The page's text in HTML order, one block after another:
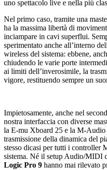
uno spettacolo live e nella più
Nel primo caso, tramite una
ha la massima libertà di
inciampare in cavi superflui.
sperimentato anche all’interno
wireless del sistema: ebbene,
chiudendo le varie porte
ai limiti dell’inverosimile, la
vigore, restituendo sempre un
Impietosamente, anche nel
nostra interfaccia con diverse
la E-mu Xboard 25 e la M-Audio
trasmissione della dinamica del
stesso dicasi per tutti i controller
sistema. Né il setup Audio/MIDI
Logic Pro 9 hanno mai rilevato